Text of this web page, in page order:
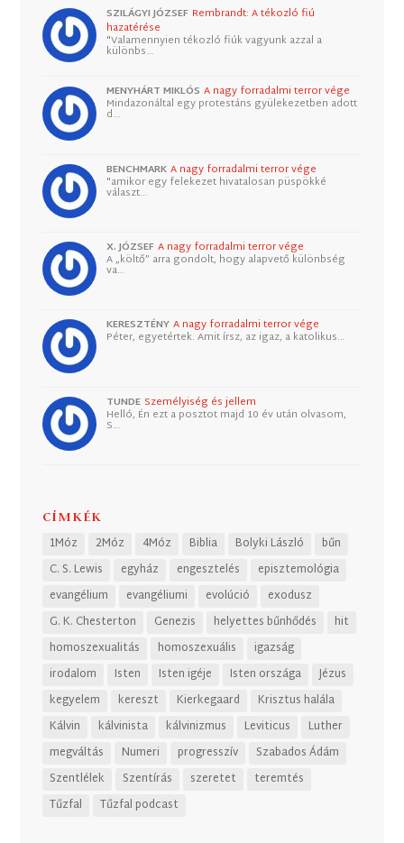
SZILÁGYI JÓZSEF Rembrandt: A tékozló fiú
hazatérése
"Valamennyien tékozló fiúk vagyunk azzal a
különbs…
MENYHÁRT MIKLÓS A nagy forradalmi terror vége
Mindazonáltal egy protestáns gyülekezetben adott
d…
BENCHMARK A nagy forradalmi terror vége
"amikor egy felekezet hivatalosan püspökké
választ…
X. JÓZSEF A nagy forradalmi terror vége
A „költő” arra gondolt, hogy alapvető különbség
va…
KERESZTÉNY A nagy forradalmi terror vége
Péter, egyetértek. Amit írsz, az igaz, a katolikus…
TUNDE Személyiség és jellem
Helló, Én ezt a posztot majd 10 év után olvasom,
S…
CÍMKÉK
1Móz 2Móz 4Móz Biblia Bolyki László
bűn
C. S. Lewis
egyház engesztelés
episztemológia
evangélium
evangéliumi evolúció
exodusz
G. K. Chesterton
Genezis helyettes bűnhődés
hit
homoszexualitás
homoszexuális
igazság
irodalom
Isten Isten igéje Isten országa
Jézus
kegyelem
kereszt Kierkegaard
Krisztus halála
Kálvin
kálvinista kálvinizmus Leviticus
Luther
megváltás
Numeri progresszív
Szabados Ádám
Szentlélek
Szentírás szeretet
teremtés
Tűzfal
Tűzfal podcast